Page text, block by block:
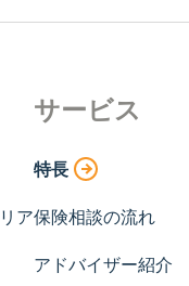
ア
サービス
特長
保険相談の流れ
アドバイザー紹介